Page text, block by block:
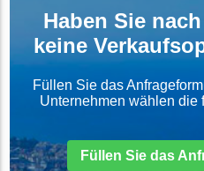
Haben Sie
keine
Füllen Sie das
Unternehmen wählen die
Füllen Sie das